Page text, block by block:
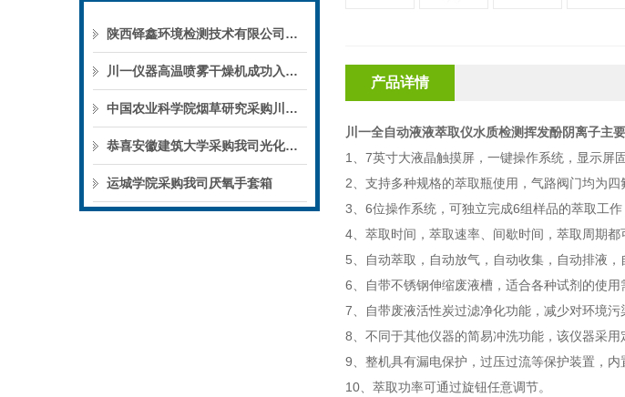
陕西铎鑫环境检测技术有限公司采购我司全自动液液萃取仪
川一仪器高温喷雾干燥机成功入驻鄱阳职业学院，助力职业教育实训平台升级
中国农业科学院烟草研究采购川一仪器喷雾干燥机
恭喜安徽建筑大学采购我司光化学反应仪
运城学院采购我司厌氧手套箱
产品详情
川一全自动液液萃取仪水质检测挥发酚阴离子主
1
7英寸大液晶触摸屏 ， 一键操作系统， 显示屏
2
支持多种规格的萃取瓶使用，气路阀门均为四
3、 6位操作系统，可独立完成6组样品的萃取工作
4、 萃取时间，萃取速率 间歇时间，萃取周期
5、
自动萃取，自动放气，自动收集，自动排液，
6、
自带不锈钢伸缩废液槽， 适合各种试剂的使用
7、
自带废液活性炭过滤净化功能，减少对环境污
8、 不同于其他仪器的简易冲洗功能，该仪器采
9、 整机具有漏电保护，过压过流等保护装置 ， 内
10、 萃取功率可通过旋钮任意调节。